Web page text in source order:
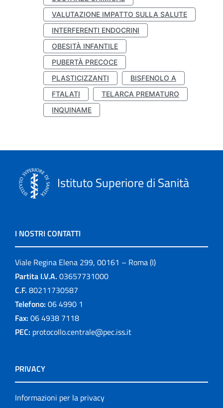
VALUTAZIONE IMPATTO SULLA SALUTE
INTERFERENTI ENDOCRINI
OBESITÀ INFANTILE
PUBERTÀ PRECOCE
PLASTICIZZANTI
BISFENOLO A
FTALATI
TELARCA PREMATURO
INQUINAME
Istituto Superiore di Sanità
I NOSTRI CONTATTI
Viale Regina Elena 299, 00161 – Roma (I)
Partita I.V.A. 03657731000
C.F. 80211730587
Telefono: 06 4990 1
Fax: 06 4938 7118
PEC: protocollo.centrale@pec.iss.it
PRIVACY
Informazioni per la privacy